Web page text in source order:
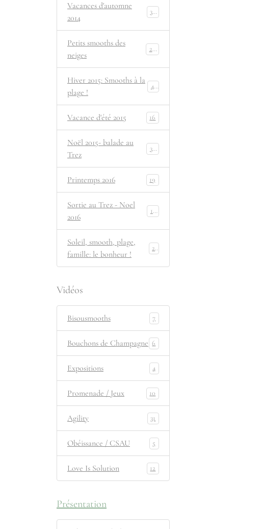
Vacances d'automne
2014
35
Petits smooths des
neiges
29
Hiver 2015: Smooths à la
plage !
42
Vacance d'été 2015 16
Noël 2015- balade au
Trez
39
Printemps 2016 19
Sortie au Trez - Noel
2016
12
Soleil, smooth, plage,
famille: le bonheur !
25
Vidéos
Bisousmooths 7
Bouchons de Champagne 6
Expositions 4
Promenade / Jeux 10
Agility 31
Obéissance / CSAU 5
Love Is Solution 12
Présentation